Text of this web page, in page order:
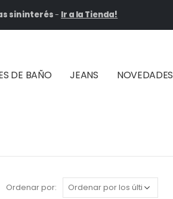
sin interés- Ir a la Tienda!
DE BAÑO JEANS NOVEDADES
Ordenar por: